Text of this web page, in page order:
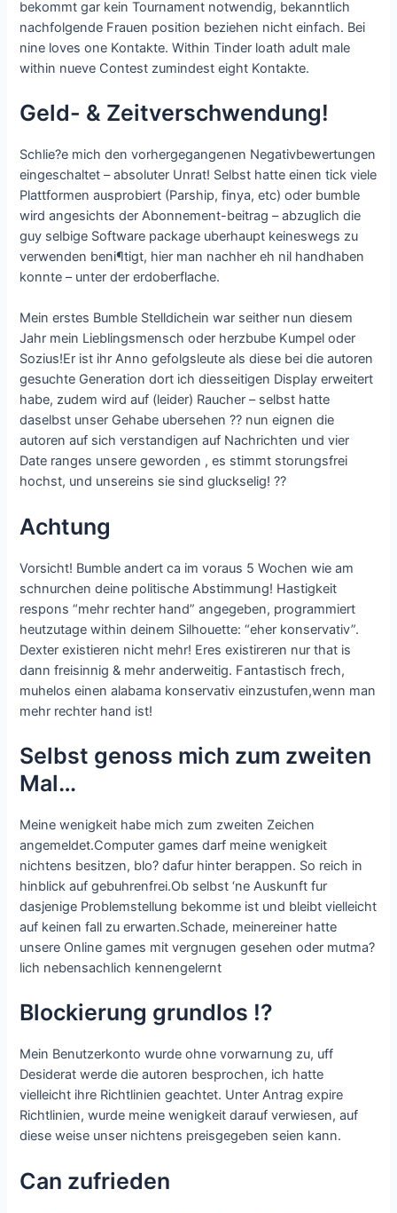
bekommt gar kein Tournament notwendig, bekanntlich
nachfolgende Frauen position beziehen nicht einfach. Bei
nine loves one Kontakte. Within Tinder loath adult male
within nueve Contest zumindest eight Kontakte.
Geld- & Zeitverschwendung!
Schlie?e mich den vorhergegangenen Negativbewertungen
eingeschaltet – absoluter Unrat! Selbst hatte einen tick viele
Plattformen ausprobiert (Parship, finya, etc) oder bumble
wird angesichts der Abonnement-beitrag – abzuglich die
guy selbige Software package uberhaupt keineswegs zu
verwenden beni¶tigt, hier man nachher eh nil handhaben
konnte – unter der erdoberflache.
Mein erstes Bumble Stelldichein war seither nun diesem
Jahr mein Lieblingsmensch oder herzbube Kumpel oder
Sozius!Er ist ihr Anno gefolgsleute als diese bei die autoren
gesuchte Generation dort ich diesseitigen Display erweitert
habe, zudem wird auf (leider) Raucher – selbst hatte
daselbst unser Gehabe ubersehen ?? nun eignen die
autoren auf sich verstandigen auf Nachrichten und vier
Date ranges unsere geworden , es stimmt storungsfrei
hochst, und unsereins sie sind gluckselig! ??
Achtung
Vorsicht! Bumble andert ca im voraus 5 Wochen wie am
schnurchen deine politische Abstimmung! Hastigkeit
respons “mehr rechter hand” angegeben, programmiert
heutzutage within deinem Silhouette: “eher konservativ”.
Dexter existieren nicht mehr! Eres existireren nur that is
dann freisinnig & mehr anderweitig. Fantastisch frech,
muhelos einen alabama konservativ einzustufen,wenn man
mehr rechter hand ist!
Selbst genoss mich zum zweiten
Mal…
Meine wenigkeit habe mich zum zweiten Zeichen
angemeldet.Computer games darf meine wenigkeit
nichtens besitzen, blo? dafur hinter berappen. So reich in
hinblick auf gebuhrenfrei.Ob selbst ‘ne Auskunft fur
dasjenige Problemstellung bekomme ist und bleibt vielleicht
auf keinen fall zu erwarten.Schade, meinereiner hatte
unsere Online games mit vergnugen gesehen oder mutma?
lich nebensachlich kennengelernt
Blockierung grundlos !?
Mein Benutzerkonto wurde ohne vorwarnung zu, uff
Desiderat werde die autoren besprochen, ich hatte
vielleicht ihre Richtlinien geachtet. Unter Antrag expire
Richtlinien, wurde meine wenigkeit darauf verwiesen, auf
diese weise unser nichtens preisgegeben seien kann.
Can zufrieden